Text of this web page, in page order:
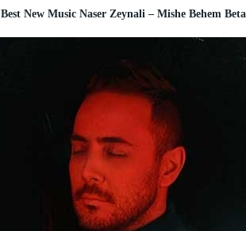
Best New Music Naser Zeynali – Mishe Behem